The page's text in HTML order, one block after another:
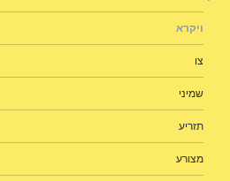
ויקרא
צו
שמיני
תזריע
מצורע